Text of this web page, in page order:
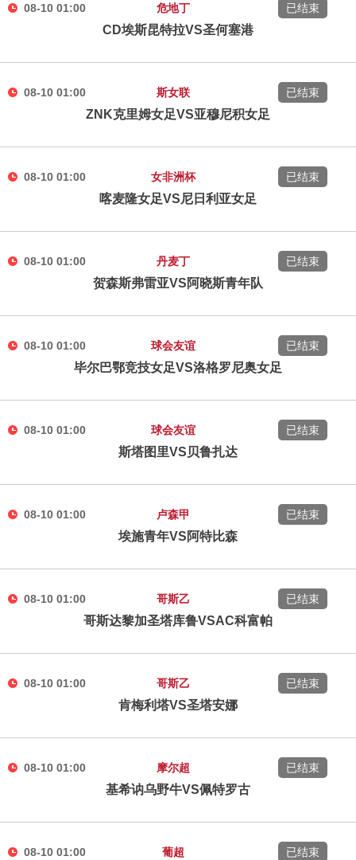
08-10 01:00 危地丁
CD埃斯昆特拉VS圣何塞港
已结束
08-10 01:00 斯女联
ZNK克里姆女足VS亚穆尼积女足
已结束
08-10 01:00 女非洲杯
喀麦隆女足VS尼日利亚女足
已结束
08-10 01:00 丹麦丁
贺森斯弗雷亚VS阿晓斯青年队
已结束
08-10 01:00 球会友谊
毕尔巴鄂竞技女足VS洛格罗尼奥女足
已结束
08-10 01:00 球会友谊
斯塔图里VS贝鲁扎达
已结束
08-10 01:00 卢森甲
埃施青年VS阿特比森
已结束
08-10 01:00 哥斯乙
哥斯达黎加圣塔库鲁VSAC科富帕
已结束
08-10 01:00 哥斯乙
肯梅利塔VS圣塔安娜
已结束
08-10 01:00 摩尔超
基希讷乌野牛VS佩特罗古
已结束
08-10 01:00 葡超 已结束